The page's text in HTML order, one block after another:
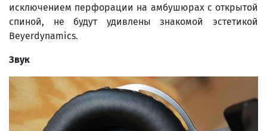
исключением перфорации на амбушюрах с открытой
спиной, не будут удивлены знакомой эстетикой
Beyerdynamics.
Звук